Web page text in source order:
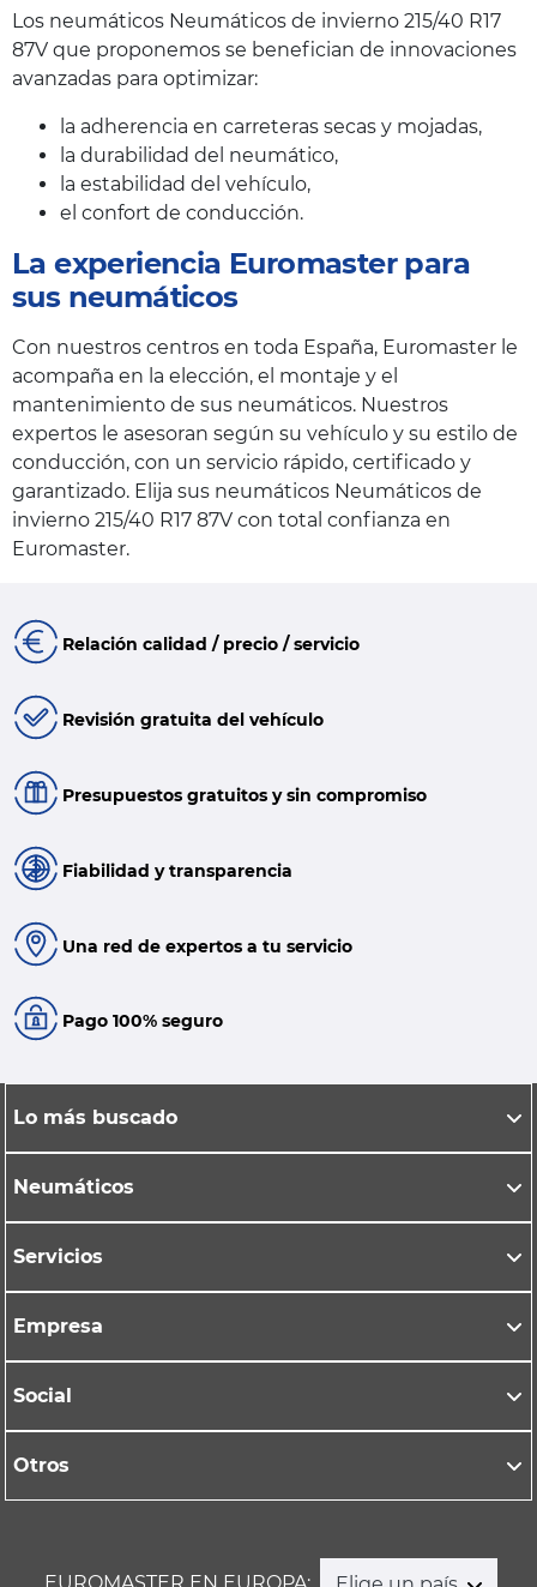
Los neumáticos Neumáticos de invierno 215/40 R17
87V que proponemos se benefician de innovaciones
avanzadas para optimizar:
la adherencia en carreteras secas y mojadas,
la durabilidad del neumático,
la estabilidad del vehículo,
el confort de conducción.
La experiencia Euromaster para
sus neumáticos
Con nuestros centros en toda España, Euromaster le
acompaña en la elección, el montaje y el
mantenimiento de sus neumáticos. Nuestros
expertos le asesoran según su vehículo y su estilo de
conducción, con un servicio rápido, certificado y
garantizado. Elija sus neumáticos Neumáticos de
invierno 215/40 R17 87V con total confianza en
Euromaster.
Relación calidad / precio / servicio
Revisión gratuita del vehículo
Presupuestos gratuitos y sin compromiso
Fiabilidad y transparencia
Una red de expertos a tu servicio
Pago 100% seguro
Lo más buscado
Neumáticos
Servicios
Empresa
Social
Otros